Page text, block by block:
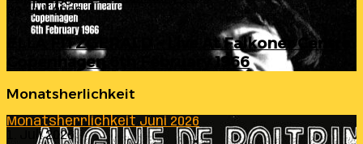
23. Juli 2026
ELLA FITZGERALD – Live At Falkoner Centre
Copenhagen 6th February 1966
Monatsherlichkeit
Monatsherrlichkeit Juni 2026
1. Juli 2026